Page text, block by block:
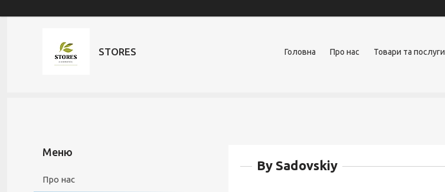
STORES Головна Про нас Товари та послуги
By Sadovskiy
Про нас